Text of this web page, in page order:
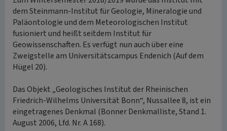
dem Steinmann-Institut für Geologie, Mineralogie und
Paläontologie und dem Meteorologischen Institut
fusioniert und heißt seitdem Institut für
Geowissenschaften. Es verfügt nun auch über eine
Zweigstelle am Universitätscampus Endenich (Auf dem
Hügel 20).
Das Objekt „Geologisches Institut der Rheinischen
Friedrich-Wilhelms Universität Bonn“, Nussallee 8, ist ein
eingetragenes Denkmal (Bonner Denkmalliste, Stand 1.
August 2006, Lfd. Nr. A 168).